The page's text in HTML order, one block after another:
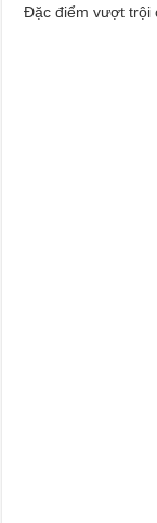
Đặc điểm vượt trội